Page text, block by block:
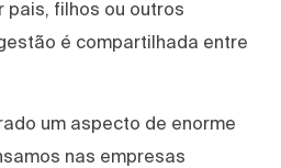
pais, filhos ou outros
é compartilhada entre
um aspecto de enorme
nas empresas